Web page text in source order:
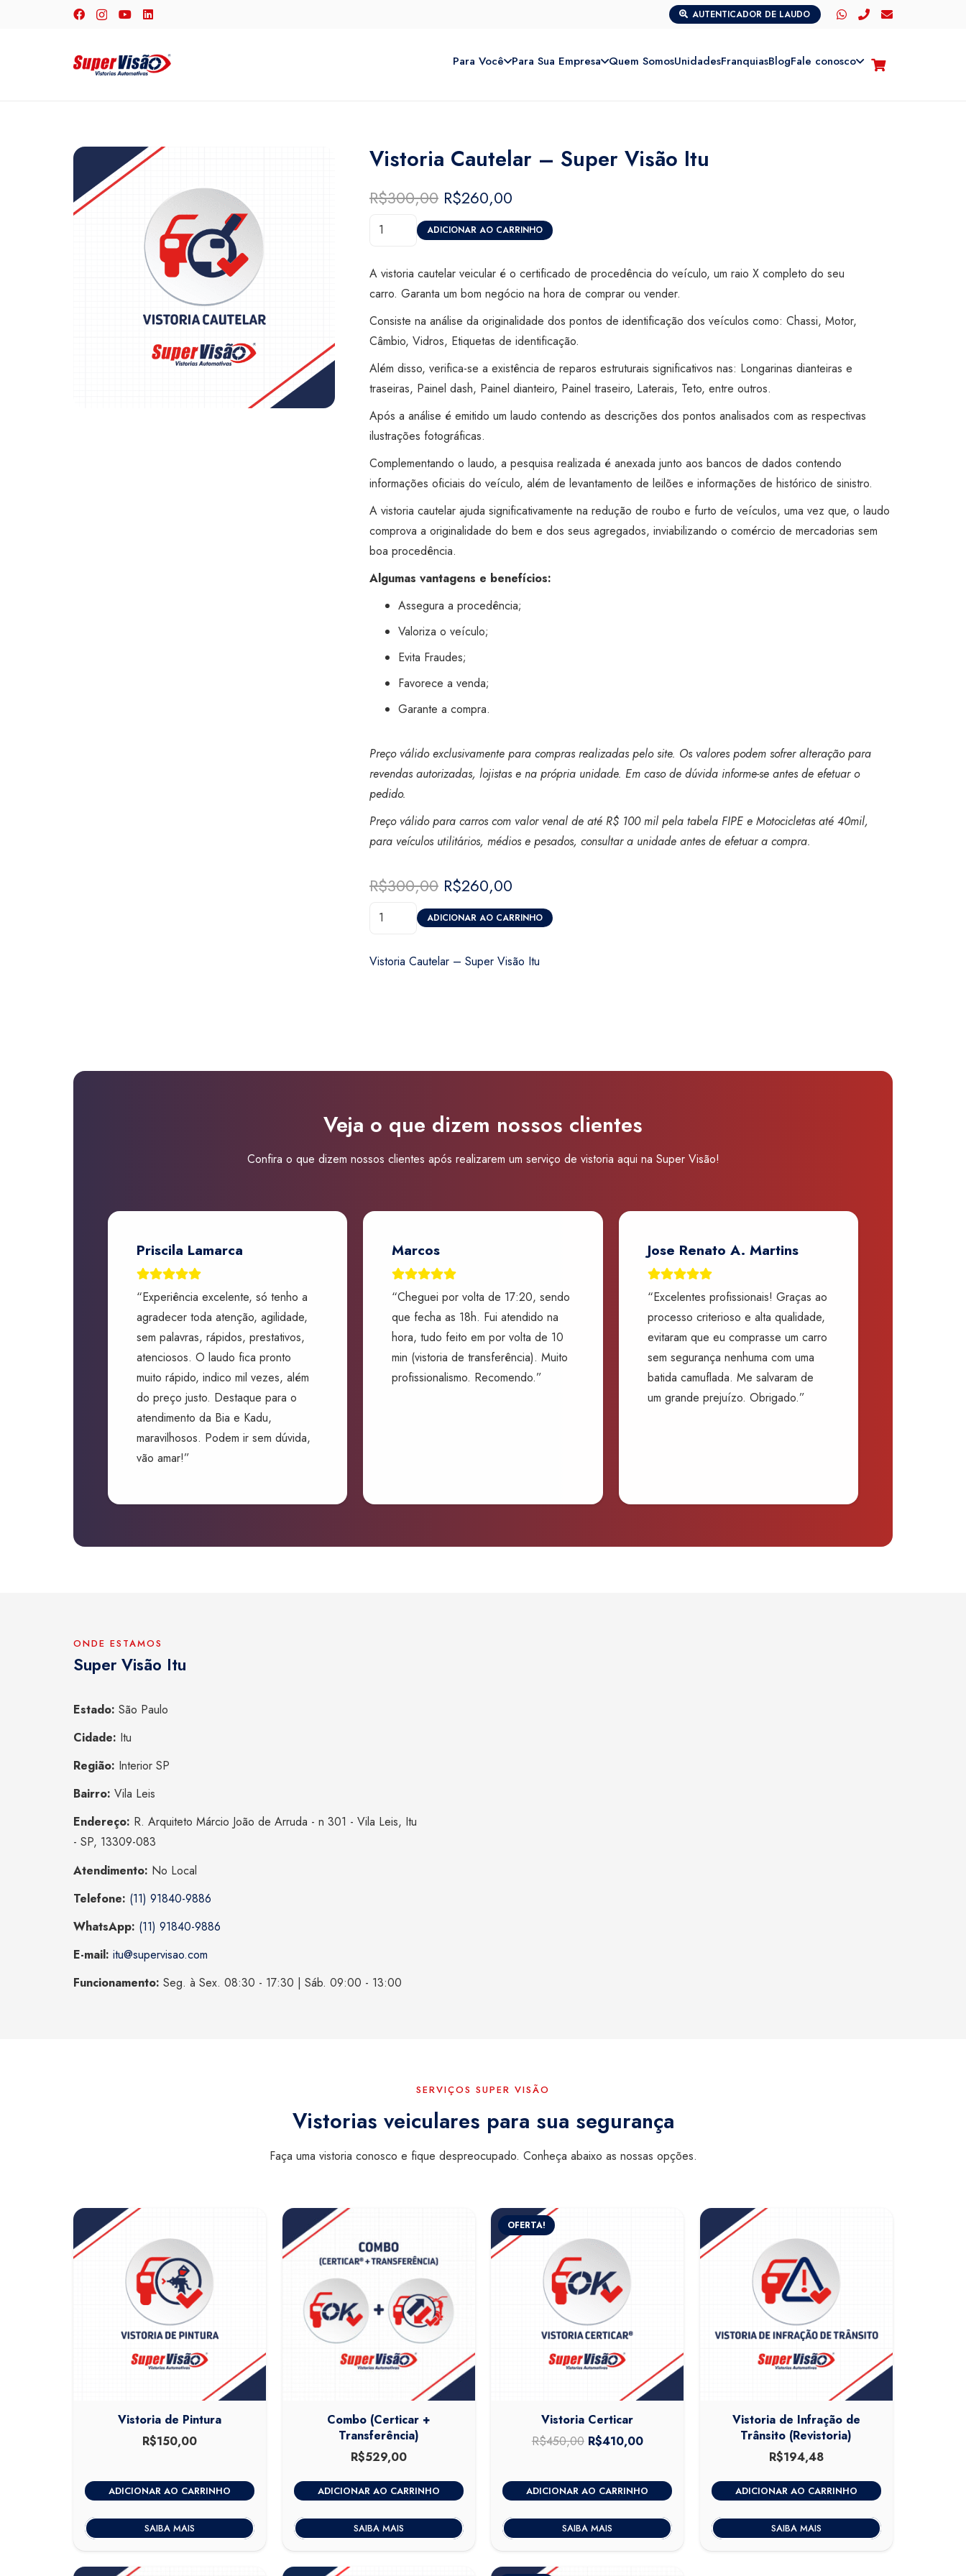
AUTENTICADOR DE LAUDO
Para Você Para Sua Empresa Quem SomosUnidadesFranquiasBlogFale conosco
Vistoria Cautelar – Super Visão Itu
R$300,00 O
preço
original
R$300,00.
R$260,00
preço
atual
R$260,00.
Vistoria
Itu
quantidade
ADICIONAR AO CARRINHO
A vistoria cautelar veicular é o certificado de procedência do veículo, um raio X completo do seu
carro. Garanta um bom negócio na hora de comprar ou vender.
Consiste na análise da originalidade dos pontos de identificação dos veículos como: Chassi, Motor,
Câmbio, Vidros, Etiquetas de identificação.
Além disso, verifica-se a existência de reparos estruturais significativos nas: Longarinas dianteiras e
traseiras, Painel dash, Painel dianteiro, Painel traseiro, Laterais, Teto, entre outros.
Após a análise é emitido um laudo contendo as descrições dos pontos analisados com as respectivas
ilustrações fotográficas.
Complementando o laudo, a pesquisa realizada é anexada junto aos bancos de dados contendo
informações oficiais do veículo, além de levantamento de leilões e informações de histórico de sinistro.
A vistoria cautelar ajuda significativamente na redução de roubo e furto de veículos, uma vez que, o laudo
comprova a originalidade do bem e dos seus agregados, inviabilizando o comércio de mercadorias sem
boa procedência.
Algumas vantagens e benefícios:
Assegura a procedência;
Valoriza o veículo;
Evita Fraudes;
Favorece a venda;
Garante a compra.
Preço válido exclusivamente para compras realizadas pelo site. Os valores podem sofrer alteração para
revendas autorizadas, lojistas e na própria unidade. Em caso de dúvida informe-se antes de efetuar o
pedido.
Preço válido para carros com valor venal de até R$ 100 mil pela tabela FIPE e Motocicletas até 40mil,
para veículos utilitários, médios e pesados, consultar a unidade antes de efetuar a compra.
R$300,00 O
preço
original
R$300,00.
R$260,00
preço
atual
R$260,00.
Vistoria
ADICIONAR AO CARRINHO
Vistoria Cautelar – Super Visão Itu
Veja o que dizem nossos clientes
Confira o que dizem nossos clientes após realizarem um serviço de vistoria aqui na Super Visão!
Priscila Lamarca
“Experiência excelente, só tenho a
agradecer toda atenção, agilidade,
sem palavras, rápidos, prestativos,
atenciosos. O laudo fica pronto
muito rápido, indico mil vezes, além
do preço justo. Destaque para o
atendimento da Bia e Kadu,
maravilhosos. Podem ir sem dúvida,
vão amar!”
Marcos
“Cheguei por volta de 17:20, sendo
que fecha as 18h. Fui atendido na
hora, tudo feito em por volta de 10
min (vistoria de transferência). Muito
profissionalismo. Recomendo.”
Jose Renato A. Martins
“Excelentes profissionais! Graças ao
processo criterioso e alta qualidade,
evitaram que eu comprasse um carro
sem segurança nenhuma com uma
batida camuflada. Me salvaram de
um grande prejuízo. Obrigado.”
ONDE ESTAMOS
Super Visão Itu
Estado: São Paulo
Cidade: Itu
Região: Interior SP
Bairro: Vila Leis
Endereço: R. Arquiteto Márcio João de Arruda - n 301 - Vila Leis, Itu
- SP, 13309-083
Atendimento: No Local
Telefone: (11) 91840-9886
WhatsApp: (11) 91840-9886
E-mail: itu@supervisao.com
Funcionamento: Seg. à Sex. 08:30 - 17:30 | Sáb. 09:00 - 13:00
SERVIÇOS SUPER VISÃO
Vistorias veiculares para sua segurança
Faça uma vistoria conosco e fique despreocupado. Conheça abaixo as nossas opções.
Vistoria de Pintura
R$150,00
ADICIONAR AO CARRINHO
SAIBA MAIS
Combo (Certicar +
Transferência)
R$529,00
ADICIONAR AO CARRINHO
SAIBA MAIS
OFERTA!
Vistoria Certicar
R$450,00 O
original
era:
R$450,00.
R$410,00O
atual
é:
R$410,00.
ADICIONAR AO CARRINHO
SAIBA MAIS
Vistoria de Infração de
Trânsito (Revistoria)
R$194,48
ADICIONAR AO CARRINHO
SAIBA MAIS